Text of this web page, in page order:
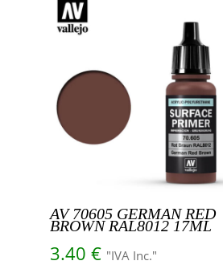
AV 70605 GERMAN RED
BROWN RAL8012 17ML
3.40 € "IVA Inc."